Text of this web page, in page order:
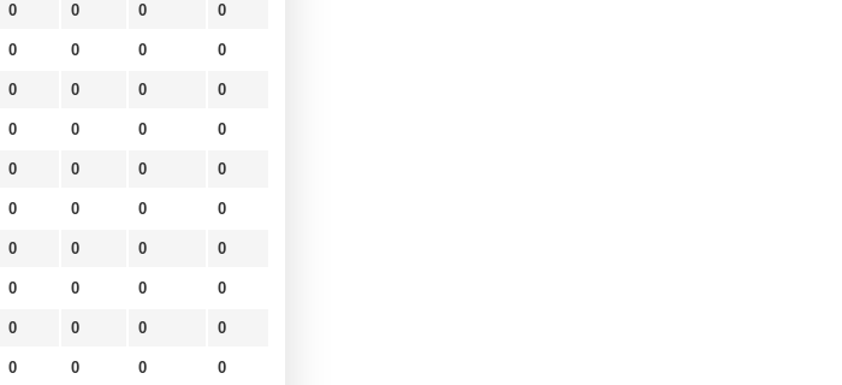
0 0 0 0
0 0 0 0
0 0 0 0
0 0 0 0
0 0 0 0
0 0 0 0
0 0 0 0
0 0 0 0
0 0 0 0
0 0 0 0